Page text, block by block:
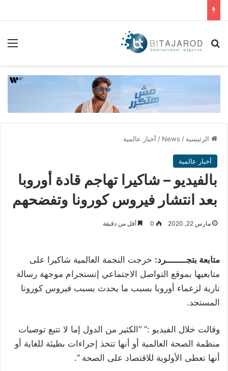
بحث عن
الرئيسية /
News
/ أخبار عالمية
أخبار عالمية
بالفيديو – شاكيرا تهاجم قادة أوروبا
بعد انتشار فيروس كورونا وتفضحهم
مارس 22, 2020 0 أقل من دقيقة
متابعة بتجــــــــرد: خرجت النجمة العالمية شاكيرا على
متابعيها بموقع التواصل الاجتماعي إنستجرام موجهة رسالة
نارية لزعماء أوروبا بسبب ما يحدث بسبب فيروس كورونا
المستجد.
وقالت خلال الفيديو :” “الكثير من الدول إما لا تتبع توصيات
منظمة الصحة العالمية أو أنها تتخذ إجراءات بطيئة للغاية أو
أنها تعطى الأولوية للاقتصاد على الصحة “.